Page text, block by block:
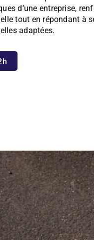
d’une entreprise,
tout en répondant à
adaptées.